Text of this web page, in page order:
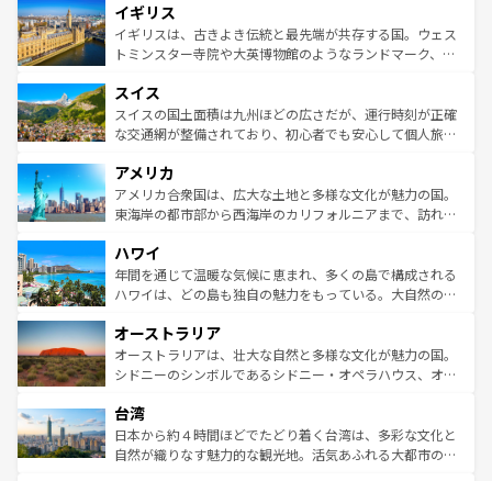
いる。シャンパンの発祥地であるランス、プロヴァンスの
香り高いラベンダー畑など、多彩な楽しみ方が可能だ。さ
らに、パリ以外の地域にも魅力が溢れており、どの街角に
れる地方に足を運ぶとそれぞれで全く異なる文化を体験で
きるだろう。 なお、新着のフランス情報はコンテンツ一覧
を参照してほしい。
顔を持つこの国は、どこを歩いても飽きることがない。ベ
ルリンの文化的活気、バイエルン州のアルプスの絶景、そ
してライン川沿いのワイン畑といった風景は必見。ビール
は、お酒好きな人にはぜひ体験してほしい。 なお、新着の
ドイツ情報はコンテンツ一覧を参照してほしい。
イギリス
イギリスは、古きよき伝統と最先端が共存する国。ウェス
トミンスター寺院や大英博物館のようなランドマーク、歴
リアごとに異なる魅力がある。また、優雅なアフタヌーン
ティー、ビール好きにはたまらない英国パブ、サッカー観
戦など、本場だからこそできる体験も豊富。イギリスを旅
ンツ一覧を参照してほしい。
スイス
スイスの国土面積は九州ほどの広さだが、運行時刻が正確
な交通網が整備されており、初心者でも安心して個人旅行
の建物がそのまま残る町や、スイスならではのユニークな
博物館もあり、アルプス観光だけでなく町歩きも満喫する
ことができる。国民の所得が高いため物価も高いが、旅行
ば市内交通費無料で観光を楽しむこともできる。 なお、新
着のスイス情報はコンテンツ一覧 を参照してほしい。
アメリカ
アメリカ合衆国は、広大な土地と多様な文化が魅力の国。
東海岸の都市部から西海岸のカリフォルニアまで、訪れる
のような巨大都市は、観光、ショッピング、エンターテイ
ンメントが詰まった刺激的なスポットだ。一方、アメリカ
西部には大自然が広がり、グランドキャニオンやイエロー
部のニューオーリンズでは、音楽と美食が融合した独特の
文化が魅力。旅行者はアメリカの各地域で異なる魅力を楽
しみながら、その多様性と豊かな歴史を感じることができ
ならではの贅沢な旅のスタイルだ。 なお、新着のアメリカ
情報はコンテンツ一覧を参照してほしい。
ハワイ
年間を通じて温暖な気候に恵まれ、多くの島で構成される
ハワイは、どの島も独自の魅力をもっている。大自然の神
ワイ島は見逃せない。また、定番の観光地といえばオアフ
島だが、静かな自然を求めるならマウイ島やカウアイ島が
おすすめ。エメラルドグリーンに輝く海をはじめ、豊かな
れるおもてなしの心で訪れる人々を迎えてくれるハワイの
人々、おいしいローカルフードやハワイアンミュージッ
ク、伝統的なフラダンスなど、すべてがハワイの魅力を彩
オーストラリア
オーストラリアは、壮大な自然と多様な文化が魅力の国。
シドニーのシンボルであるシドニー・オペラハウス、オー
リアリーフや大陸中央部にそびえるウルル（エアーズロッ
ク）、タスマニアの美しい原生林やケアンズの熱帯雨林な
ど、見どころがたくさん。また、カフェやワイン、オージ
台湾
日本から約４時間ほどでたどり着く台湾は、多彩な文化と
自然が織りなす魅力的な観光地。活気あふれる大都市の台